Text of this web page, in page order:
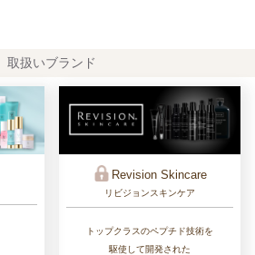
取扱いブランド
Revision Skincare
リビジョンスキンケア
トップクラスのペプチド技術を
駆使して開発された